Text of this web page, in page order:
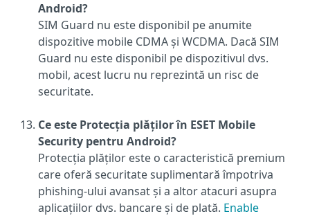
Android?
SIM Guard nu este disponibil pe anumite
dispozitive mobile CDMA și WCDMA. Dacă SIM
Guard nu este disponibil pe dispozitivul dvs.
mobil, acest lucru nu reprezintă un risc de
securitate.
Ce este Protecția plăților în ESET Mobile
Security pentru Android?
Protecția plăților este o caracteristică premium
care oferă securitate suplimentară împotriva
phishing-ului avansat și a altor atacuri asupra
aplicațiilor dvs. bancare și de plată. Enable